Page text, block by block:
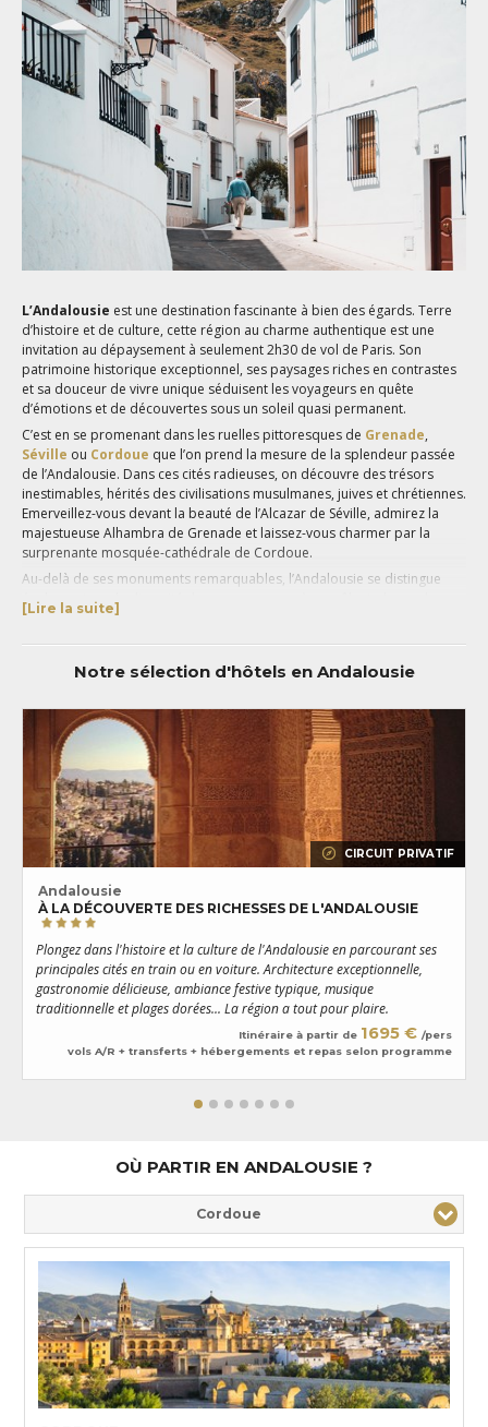
L’Andalousie est une destination fascinante à bien des égards. Terre
d’histoire et de culture, cette région au charme authentique est une
invitation au dépaysement à seulement 2h30 de vol de Paris. Son
patrimoine historique exceptionnel, ses paysages riches en contrastes
et sa douceur de vivre unique séduisent les voyageurs en quête
d’émotions et de découvertes sous un soleil quasi permanent.
C’est en se promenant dans les ruelles pittoresques de Grenade,
Séville ou Cordoue que l’on prend la mesure de la splendeur passée
de l’Andalousie. Dans ces cités radieuses, on découvre des trésors
inestimables, hérités des civilisations musulmanes, juives et chrétiennes.
Emerveillez-vous devant la beauté de l’Alcazar de Séville, admirez la
majestueuse Alhambra de Grenade et laissez-vous charmer par la
surprenante mosquée-cathédrale de Cordoue.
Au-delà de ses monuments remarquables, l’Andalousie se distingue
également par la diversité de ses paysages où se mêlent plages de
sable doré de la Costa del Sol, montagnes déchiquetées de la Sierra
naturels de la région, à l’image du parc national de la Doñana, classé
de flamants roses.
Les férus d’art ne manqueront pas de faire une halte àMalaga, terre
natale de Pablo Picasso, où l’on peut visiter de nombreux musées.
Berceau du Flamenco, l’Andalousie est également réputée pour ses
fêtes hautes en couleurs et sa vie nocturne animée que l’on prend
plaisir à découvrir dans des bars et des restaurants à l’atmosphère
conviviale où l’on régale ses papilles avec de délicieux tapas.
[Lire la suite]
Notre sélection d'hôtels en Andalousie
CIRCUIT PRIVATIF
Andalousie
À LA DÉCOUVERTE DES RICHESSES DE L'ANDALOUSIE
Plongez dans l'histoire et la culture de l'Andalousie en parcourant ses
principales cités en train ou en voiture. Architecture exceptionnelle,
gastronomie délicieuse, ambiance festive typique, musique
traditionnelle et plages dorées... La région a tout pour plaire.
Itinéraire à partir de 1695 € /pers
vols A/R + transferts + hébergements et repas selon programme
OÙ PARTIR EN ANDALOUSIE ?
Cordoue